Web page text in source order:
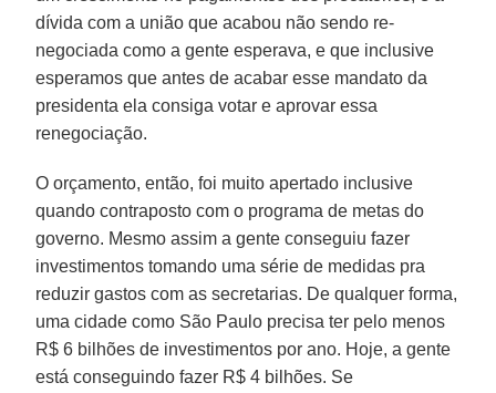
dívi­da com a união que acabou não sendo re­
negociada como a gente esperava, e que inclusive
esperamos que antes de acabar esse mandato da
presidenta ela consiga votar e aprovar essa
renegociação.
O orçamento, então, foi muito aper­tado inclusive
quando contraposto com o programa de metas do
governo. Mes­mo assim a gente conseguiu fazer
inves­timentos tomando uma série de medidas pra
reduzir gastos com as secretarias. De qualquer forma,
uma cidade como São Paulo precisa ter pelo menos
R$ 6 bi­lhões de investimentos por ano. Hoje, a gente
está conseguindo fazer R$ 4 bi­lhões. Se